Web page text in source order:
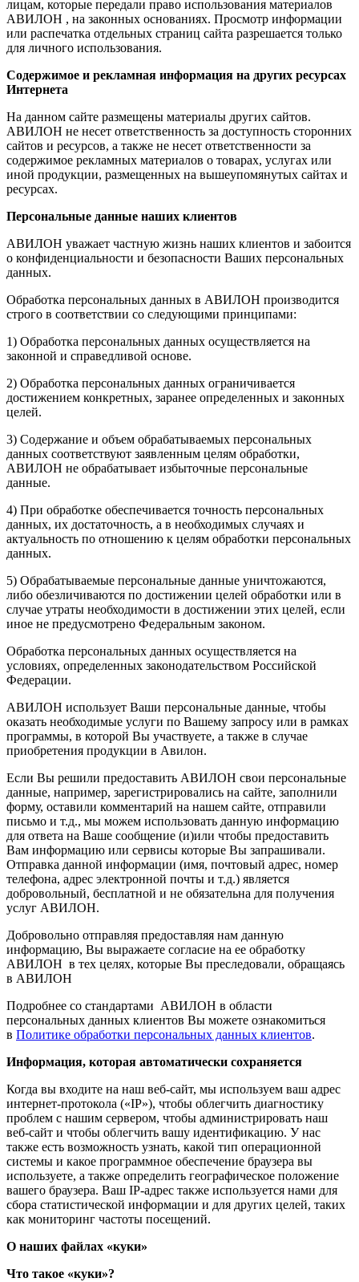
лицам, которые передали право использования материалов
АВИЛОН , на законных основаниях. Просмотр информации
или распечатка отдельных страниц сайта разрешается только
для личного использования.
Содержимое и рекламная информация на других ресурсах
Интернета
На данном сайте размещены материалы других сайтов.
АВИЛОН не несет ответственность за доступность сторонних
сайтов и ресурсов, а также не несет ответственности за
содержимое рекламных материалов о товарах, услугах или
иной продукции, размещенных на вышеупомянутых сайтах и
ресурсах.
Персональные данные наших клиентов
АВИЛОН уважает частную жизнь наших клиентов и забоится
о конфиденциальности и безопасности Ваших персональных
данных.
Обработка персональных данных в АВИЛОН производится
строго в соответствии со следующими принципами:
1) Обработка персональных данных осуществляется на
законной и справедливой основе.
2) Обработка персональных данных ограничивается
достижением конкретных, заранее определенных и законных
целей.
3) Содержание и объем обрабатываемых персональных
данных соответствуют заявленным целям обработки,
АВИЛОН не обрабатывает избыточные персональные
данные.
4) При обработке обеспечивается точность персональных
данных, их достаточность, а в необходимых случаях и
актуальность по отношению к целям обработки персональных
данных.
5) Обрабатываемые персональные данные уничтожаются,
либо обезличиваются по достижении целей обработки или в
случае утраты необходимости в достижении этих целей, если
иное не предусмотрено Федеральным законом.
Обработка персональных данных осуществляется на
условиях, определенных законодательством Российской
Федерации.
АВИЛОН использует Ваши персональные данные, чтобы
оказать необходимые услуги по Вашему запросу или в рамках
программы, в которой Вы участвуете, а также в случае
приобретения продукции в Авилон.
Если Вы решили предоставить АВИЛОН свои персональные
данные, например, зарегистрировались на сайте, заполнили
форму, оставили комментарий на нашем сайте, отправили
письмо и т.д., мы можем использовать данную информацию
для ответа на Ваше сообщение (и)или чтобы предоставить
Вам информацию или сервисы которые Вы запрашивали.
Отправка данной информации (имя, почтовый адрес, номер
телефона, адрес электронной почты и т.д.) является
добровольный, бесплатной и не обязательна для получения
услуг АВИЛОН.
Добровольно отправляя предоставляя нам данную
информацию, Вы выражаете согласие на ее обработку
АВИЛОН в тех целях, которые Вы преследовали, обращаясь
в АВИЛОН
Подробнее со стандартами АВИЛОН в области
персональных данных клиентов Вы можете ознакомиться
в Политике обработки персональных данных клиентов.
Информация, которая автоматически сохраняется
Когда вы входите на наш веб-сайт, мы используем ваш адрес
интернет-протокола («IP»), чтобы облегчить диагностику
проблем с нашим сервером, чтобы администрировать наш
веб-сайт и чтобы облегчить вашу идентификацию. У нас
также есть возможность узнать, какой тип операционной
системы и какое программное обеспечение браузера вы
используете, а также определить географическое положение
вашего браузера. Ваш IP-адрес также используется нами для
сбора статистической информации и для других целей, таких
как мониторинг частоты посещений.
О наших файлах «куки»
Что такое «куки»?